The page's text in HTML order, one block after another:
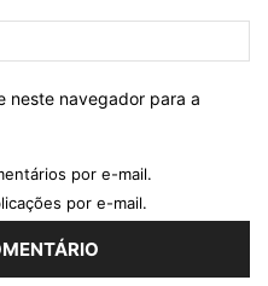
neste navegador para a
por e-mail.
por e-mail.